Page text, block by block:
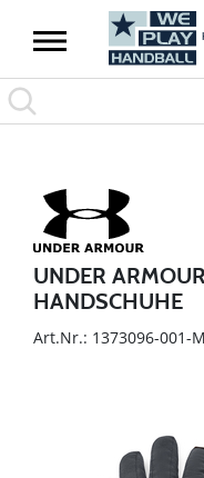
UNDER
HANDSCHUHE
Art.Nr.: 1373096-001-